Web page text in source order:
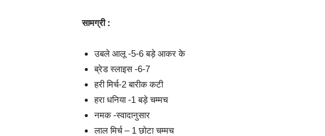
सामग्री:
उबले आलू -5-6 बड़े आकर के
ब्रेड स्लाइस -6-7
हरी मिर्च-2 बारीक कटी
हरा धनिया -1 बड़े चम्मच
नमक -स्वादानुसार
लाल मिर्च – 1 छोटा चम्मच